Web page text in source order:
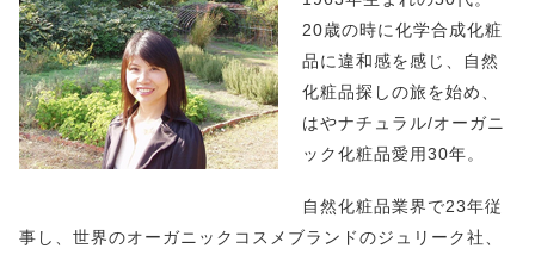
20歳の時に化学合成化粧
品に違和感を感じ、自然
化粧品探しの旅を始め、
はやナチュラル/オーガニ
ック化粧品愛用30年。
自然化粧品業界で23年従
事し、世界のオーガニックコスメブランドのジュリーク社、